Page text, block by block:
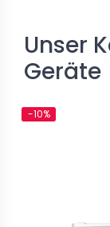
Unser
Geräte
-10%